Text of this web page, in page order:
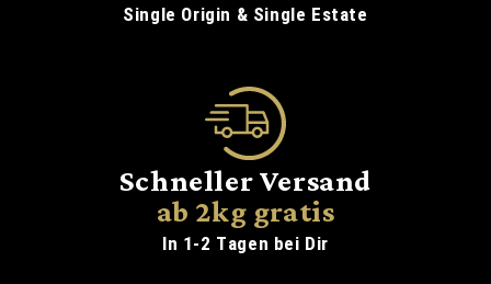
Single Origin & Single Estate
Schneller Versand
ab 2kg gratis
In 1-2 Tagen bei Dir